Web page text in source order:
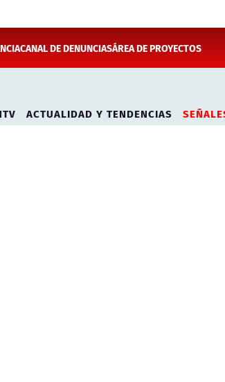
CANAL DE DENUNCIASÁREA DE PROYECTOS
ACTUALIDAD Y TENDENCIAS